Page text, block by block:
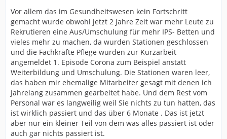
Vor allem das im Gesundheitswesen kein Fortschritt
gemacht wurde obwohl jetzt 2 Jahre Zeit war mehr Leute zu
Rekrutieren eine Aus/Umschulung für mehr IPS- Betten und
vieles mehr zu machen, da wurden Stationen geschlossen
und die Fachkräfte Pflege wurden zur Kurzarbeit
angemeldet 1. Episode Corona zum Beispiel anstatt
Weiterbildung und Umschulung. Die Stationen waren leer,
das haben mir ehemalige Mitarbeiter gesagt mit denen ich
Jahrelang zusammen gearbeitet habe. Und dem Rest vom
Personal war es langweilig weil Sie nichts zu tun hatten, das
ist wirklich passiert und das über 6 Monate . Das ist jetzt
aber nur ein kleiner Teil von dem was alles passiert ist oder
auch gar nichts passiert ist.